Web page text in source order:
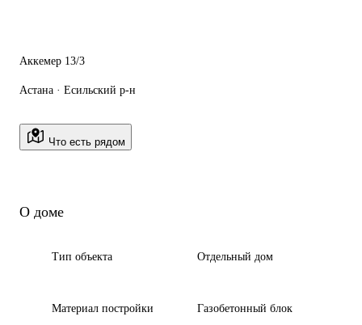
Аккемер 13/3
Астана · Есильский р-н
Что есть рядом
О доме
Тип объекта Отдельный дом
Материал постройки Газобетонный блок